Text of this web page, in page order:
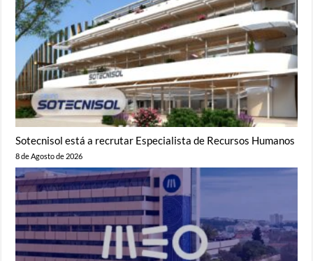
Sotecnisol está a recrutar Especialista de Recursos Humanos
8 de Agosto de 2026